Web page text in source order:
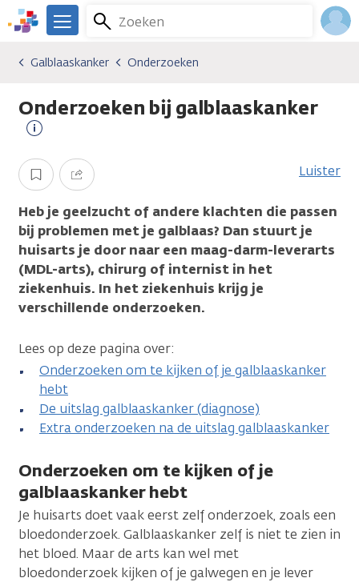
Overslaan
en
gaan
We
er
je.
Kanker.nl
Zoeken
Menu
Kankersoorten
Galblaaskanker
Onderzoeken
Galblaaskanker Onderzoeken
Onderzoeken bij galblaaskanker
informatie
Opslaan Delen Luister
Heb je geelzucht of andere klachten die passen
bij problemen met je galblaas? Dan stuurt je
huisarts je door naar een maag-darm-leverarts
(MDL-arts), chirurg of internist in het
ziekenhuis. In het ziekenhuis krijg je
verschillende onderzoeken.
Lees op deze pagina over:
Onderzoeken om te kijken of je galblaaskanker
hebt
De uitslag galblaaskanker (diagnose)
Extra onderzoeken na de uitslag galblaaskanker
Onderzoeken om te kijken of je
galblaaskanker hebt
Je huisarts doet vaak eerst zelf onderzoek, zoals een
bloedonderzoek. Galblaaskanker zelf is niet te zien in
het bloed. Maar de arts kan wel met
bloedonderzoek kijken of je galwegen en je lever